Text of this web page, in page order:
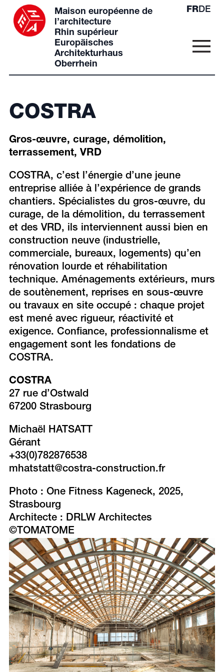
Maison européenne de
l’architecture
Rhin supérieur
Europäisches
Architekturhaus
Oberrhein
FRDE
COSTRA
Gros-œuvre, curage, démolition,
terrassement, VRD
COSTRA, c’est l’énergie d’une jeune
entreprise alliée à l’expérience de grands
chantiers. Spécialistes du gros-œuvre, du
curage, de la démolition, du terrassement
et des VRD, ils interviennent aussi bien en
construction neuve (industrielle,
commerciale, bureaux, logements) qu’en
rénovation lourde et réhabilitation
technique. Aménagements extérieurs, murs
de soutènement, reprises en sous-œuvre
ou travaux en site occupé : chaque projet
est mené avec rigueur, réactivité et
exigence. Confiance, professionnalisme et
engagement sont les fondations de
COSTRA.
COSTRA
27 rue d’Ostwald
67200 Strasbourg
Michaël HATSATT
Gérant
+33(0)782876538
mhatstatt@costra-construction.fr
Photo : One Fitness Kageneck, 2025,
Strasbourg
Architecte : DRLW Architectes
©TOMATOME